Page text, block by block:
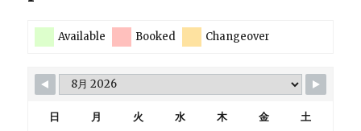
Available Booked Changeover
日 月 火 水 木 金 土